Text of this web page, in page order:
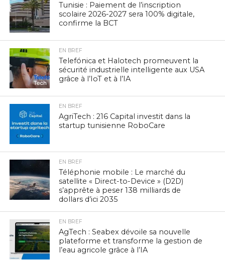
Tunisie : Paiement de l’inscription
scolaire 2026-2027 sera 100% digitale,
confirme la BCT
EN BREF
Telefónica et Halotech promeuvent la
sécurité industrielle intelligente aux USA
grâce à l’IoT et à l’IA
EN BREF
AgriTech : 216 Capital investit dans la
startup tunisienne RoboCare
EN BREF
Téléphonie mobile : Le marché du
satellite « Direct-to-Device » (D2D)
s’apprête à peser 138 milliards de
dollars d’ici 2035
EN BREF
AgTech : Seabex dévoile sa nouvelle
plateforme et transforme la gestion de
l’eau agricole grâce à l’IA